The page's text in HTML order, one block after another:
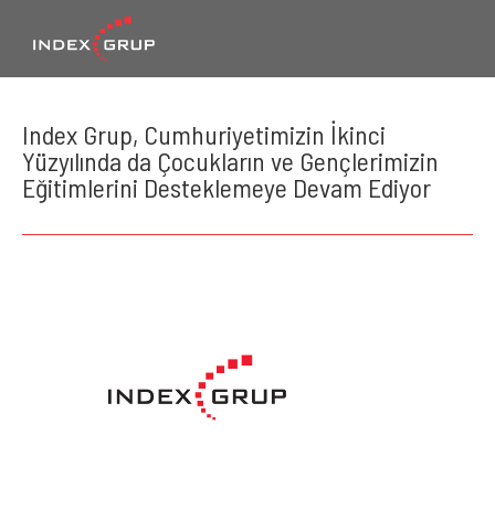
Index Grup, Cumhuriyetimizin İkinci
Yüzyılında da Çocukların ve Gençlerimizin
Eğitimlerini Desteklemeye Devam Ediyor